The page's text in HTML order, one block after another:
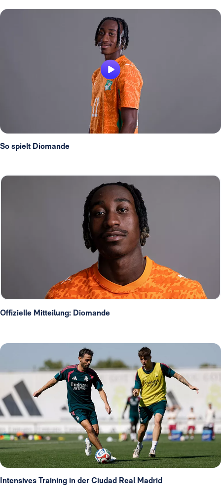
So spielt Diomande
Offizielle Mitteilung: Diomande
Intensives Training in der Ciudad Real Madrid